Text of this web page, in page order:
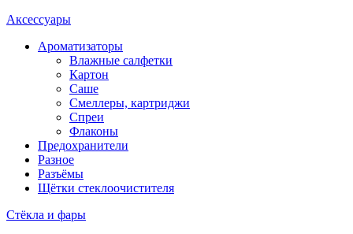
Аксессуары
Ароматизаторы
Влажные салфетки
Картон
Саше
Смеллеры, картриджи
Спреи
Флаконы
Предохранители
Разное
Разъёмы
Щётки стеклоочистителя
Стёкла и фары